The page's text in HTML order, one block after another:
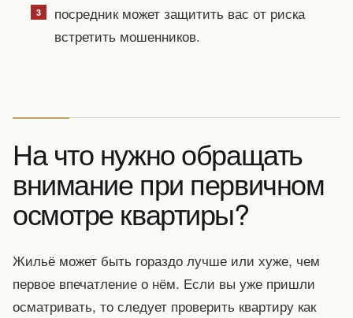
посредник может защитить вас от риска
встретить мошенников.
На что нужно обращать
внимание при первичном
осмотре квартиры?
Жильё может быть гораздо лучше или хуже, чем
первое впечатление о нём. Если вы уже пришли
осматривать, то следует проверить квартиру как